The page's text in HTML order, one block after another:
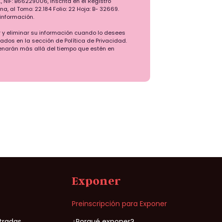
al Tomo: 22.184 Folio: 22 Hoja: B- 32669.
eliminar su información cuando lo desees
en la sección de Política de Privacidad.
más allá del tiempo que estén en
Exponer
Preinscripción para Exponer